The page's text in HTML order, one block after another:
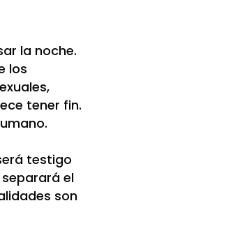
la noche.
los
tener fin.
testigo
el
son